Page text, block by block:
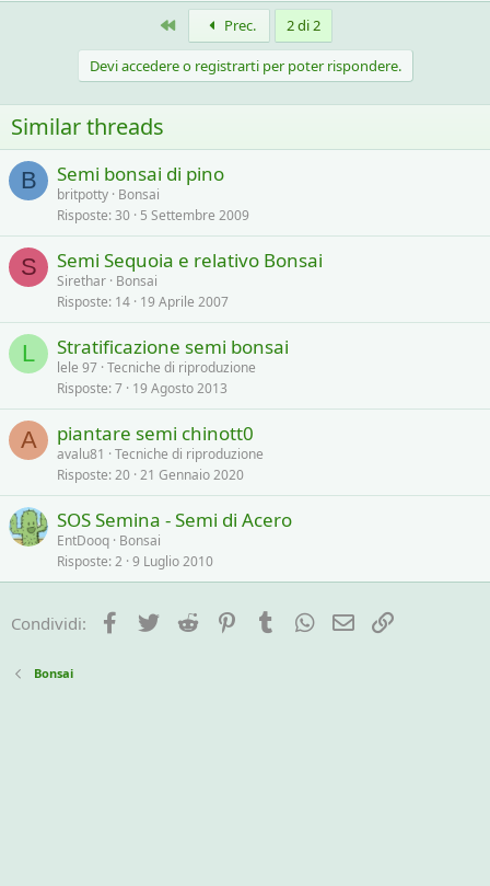
Primo Prec. 2 di 2
Devi accedere o registrarti per poter rispondere.
Similar threads
B Semi bonsai di pino
britpotty Bonsai
Risposte 30 5 Settembre 2009
S Semi Sequoia e relativo Bonsai
Sirethar Bonsai
Risposte 14 19 Aprile 2007
L Stratificazione semi bonsai
lele 97 Tecniche di riproduzione
Risposte 7 19 Agosto 2013
A piantare semi chinott0
avalu81
Tecniche di riproduzione
Risposte 20 21 Gennaio 2020
SOS Semina - Semi di Acero
EntDooq Bonsai
Risposte 2 9 Luglio 2010
Condividi: Facebook
Twitter Reddit PinterestTumblrWhatsApp
e-mail
Bonsai